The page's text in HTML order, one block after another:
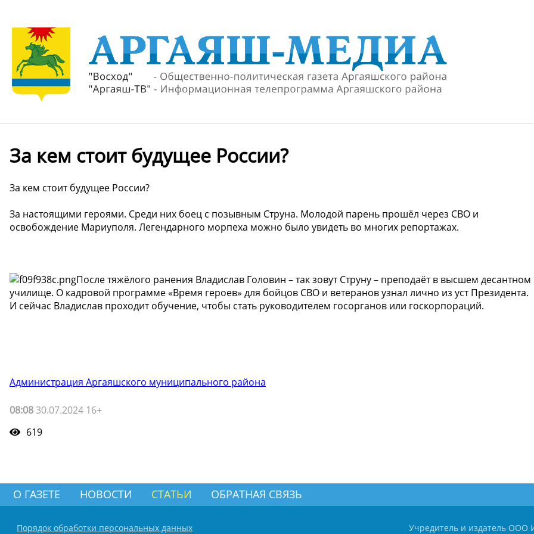
За кем стоит будущее России?
За кем стоит будущее России?
За настоящими героями. Среди них боец с позывным Струна. Молодой парень прошёл через СВО и
освобождение Мариуполя. Легендарного морпеха можно было увидеть во многих репортажах.
После тяжёлого ранения Владислав Головин – так зовут Струну – преподаёт в высшем десантном
училище. О кадровой программе «Время героев» для бойцов СВО и ветеранов узнал лично из уст Президента.
И сейчас Владислав проходит обучение, чтобы стать руководителем госорганов или госкорпораций.
Администрация Аргаяшского муниципального района
08:08 30.07.2024 16+
619
О ГАЗЕТЕ НОВОСТИ СТАТЬИ ОБРАТНАЯ СВЯЗЬ
Порядок обработки персональных данных
Учредитель и издатель ООО